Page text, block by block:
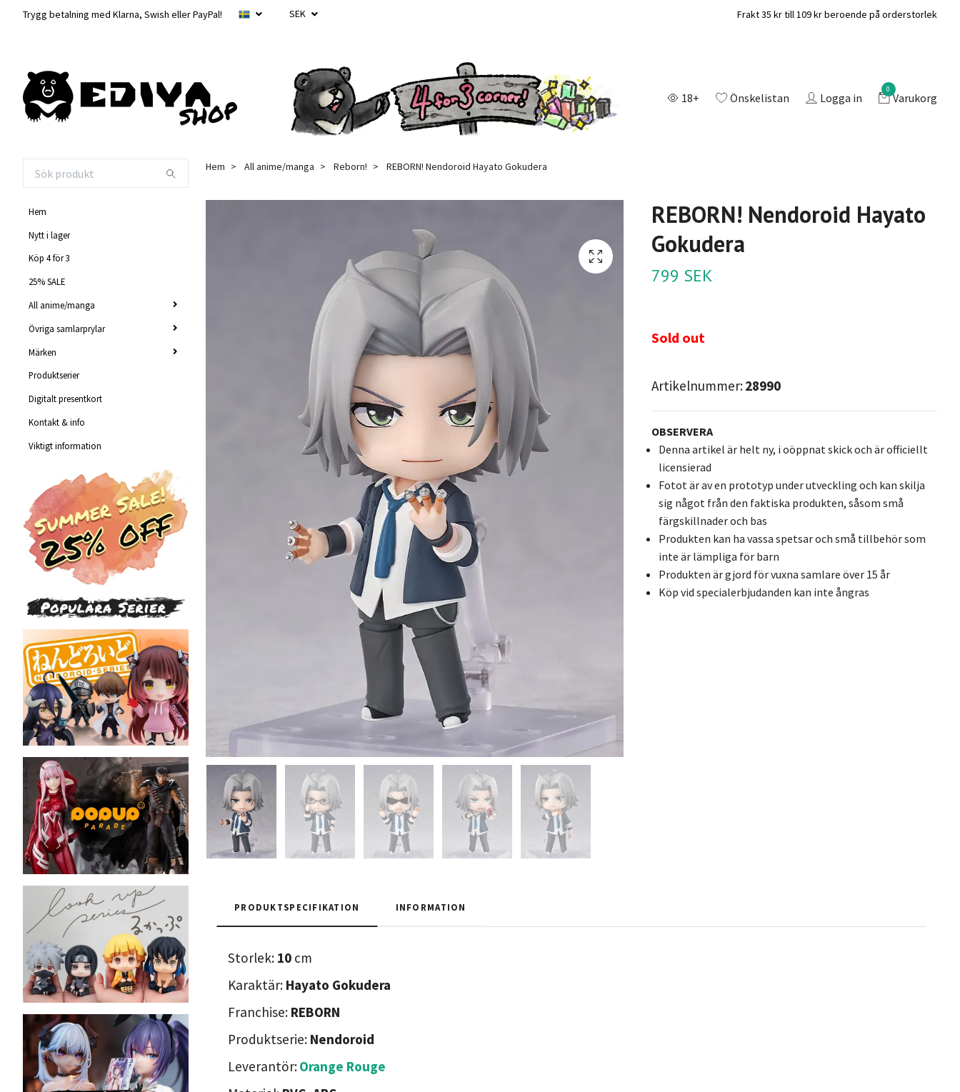
Trygg betalning med Klarna, Swish eller PayPal! SEK Frakt 35 kr till 109 kr beroende på orderstorlek
18+ Önskelistan Logga in
0
Varukorg
Hem
Nytt i lager
Köp 4 för 3
25% SALE
All anime/manga
Övriga samlarprylar
Märken
Produktserier
Digitalt presentkort
Kontakt & info
Viktigt information
Hem All anime/manga Reborn! REBORN! Nendoroid Hayato Gokudera
REBORN! Nendoroid Hayato
Gokudera
799 SEK
Sold out
Artikelnummer:28990
OBSERVERA
Denna artikel är helt ny, i oöppnat skick och är officiellt
licensierad
Fotot är av en prototyp under utveckling och kan skilja
sig något från den faktiska produkten, såsom små
färgskillnader och bas
Produkten kan ha vassa spetsar och små tillbehör som
inte är lämpliga för barn
Produkten är gjord för vuxna samlare över 15 år
Köp vid specialerbjudanden kan inte ångras
PRODUKTSPECIFIKATION INFORMATION
Storlek: 10 cm
Karaktär: Hayato Gokudera
Franchise: REBORN
Produktserie: Nendoroid
Leverantör:Orange Rouge